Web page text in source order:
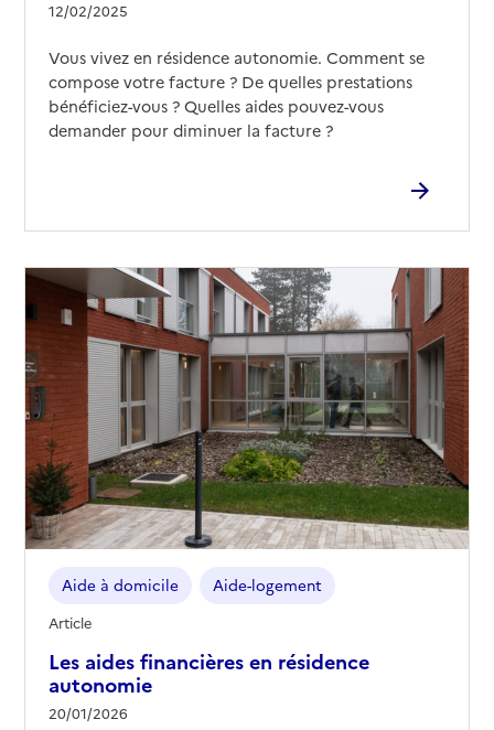
12/02/2025
Vous vivez en résidence autonomie. Comment se
compose votre facture ? De quelles prestations
bénéficiez-vous ? Quelles aides pouvez-vous
demander pour diminuer la facture ?
Les aides financières en résidence
autonomie
20/01/2026
Aide à domicile Aide-logement
Article